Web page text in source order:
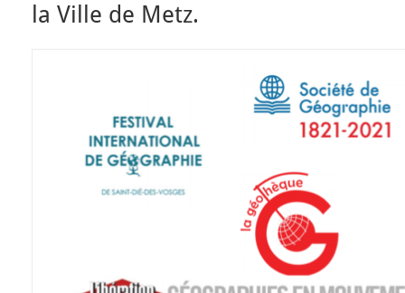
la Ville de Metz.